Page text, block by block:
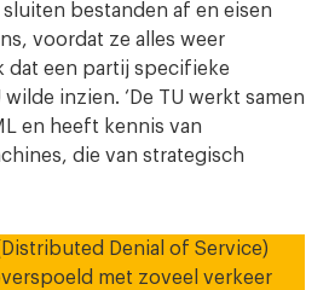
bestanden af en eisen
voordat ze alles weer
dat een partij specifieke
inzien. ‘De TU werkt samen
en heeft kennis van
die van strategisch
Denial of Service)
met zoveel verkeer